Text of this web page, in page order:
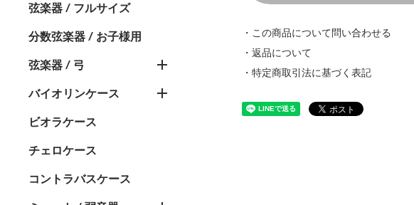
弦楽器 / フルサイズ
分数弦楽器 / お子様用
弦楽器 / 弓
バイオリンケース
ビオラケース
チェロケース
コントラバスケース
・この商品について問い合わせる
・返品について
・特定商取引法に基づく表記